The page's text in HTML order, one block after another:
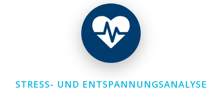
STRESS- UND ENTSPANNUNGSANALYSE